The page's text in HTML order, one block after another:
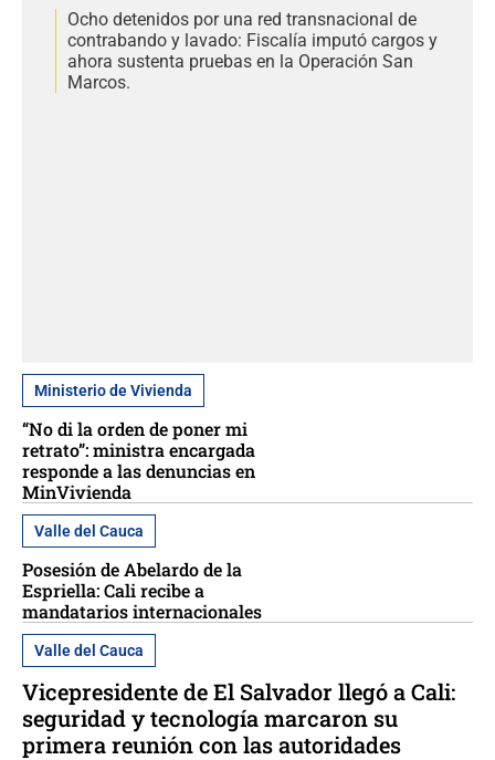
Ocho detenidos por una red transnacional de
contrabando y lavado: Fiscalía imputó cargos y
ahora sustenta pruebas en la Operación San
Marcos.
Ministerio de Vivienda
“No di la orden de poner mi
retrato”: ministra encargada
responde a las denuncias en
MinVivienda
Valle del Cauca
Posesión de Abelardo de la
Espriella: Cali recibe a
mandatarios internacionales
Valle del Cauca
Vicepresidente de El Salvador llegó a Cali:
seguridad y tecnología marcaron su
primera reunión con las autoridades